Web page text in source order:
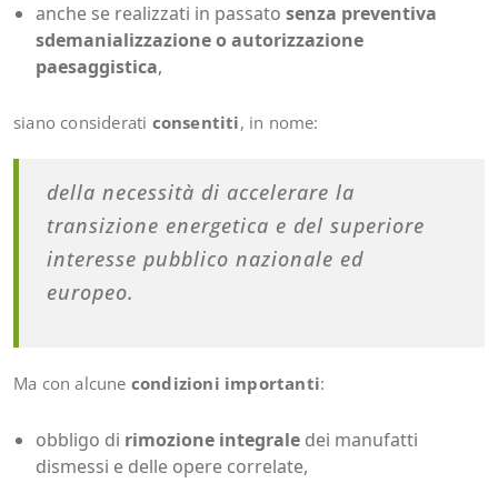
anche se realizzati in passato senza preventiva
sdemanializzazione o autorizzazione
paesaggistica,
siano considerati consentiti, in nome:
della necessità di accelerare la
transizione energetica e del superiore
interesse pubblico nazionale ed
europeo.
Ma con alcune condizioni importanti:
obbligo di rimozione integrale dei manufatti
dismessi e delle opere correlate,